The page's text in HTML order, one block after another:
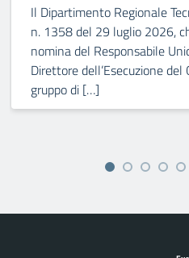
Il Dipartimento Regionale
n. 1358 del 29 luglio 2026,
nomina del Responsabile
Direttore dell’Esecuzione
gruppo di […]